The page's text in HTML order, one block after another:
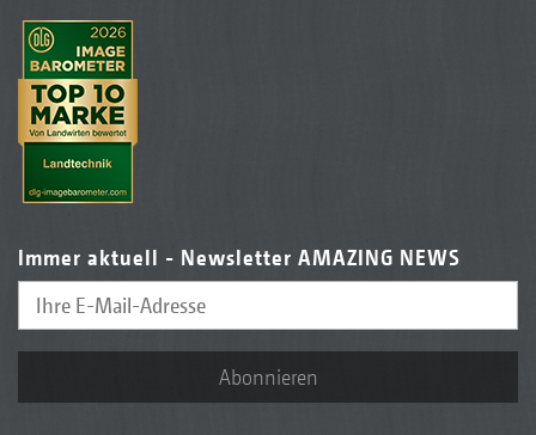
Immer aktuell - Newsletter AMAZING NEWS
Abonnieren